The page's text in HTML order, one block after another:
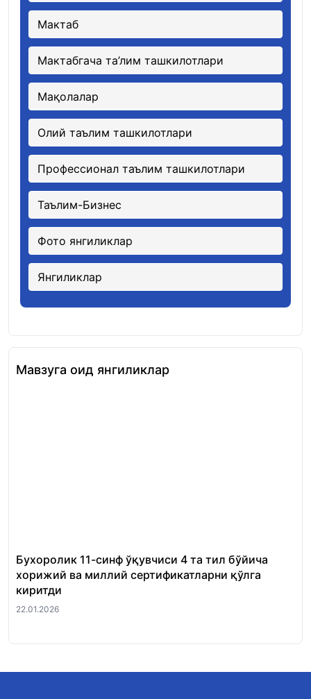
Мактаб
Мактабгача та’лим ташкилотлари
Мақолалар
Олий таълим ташкилотлари
Профессионал таълим ташкилотлари
Таълим-Бизнес
Фото янгиликлар
Янгиликлар
Мавзуга оид янгиликлар
Бухоролик 11-синф ўқувчиси 4 та тил бўйича
хорижий ва миллий сертификатларни қўлга
киритди
22.01.2026